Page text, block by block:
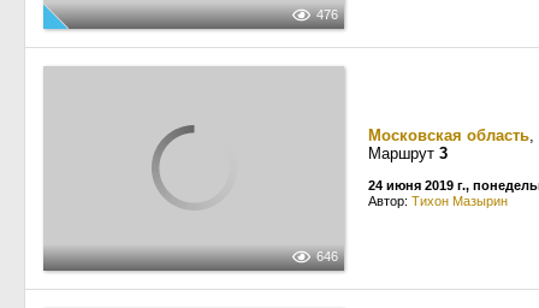
476
646
Московская область,
Маршрут 3
24 июня 2019 г.,
Автор: Тихон Мазырин